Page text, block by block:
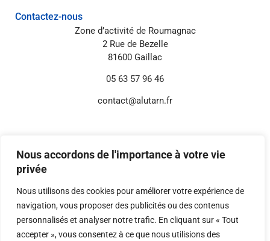
Nous accordons de l'importance à votre vie
privée
Nous utilisons des cookies pour améliorer votre expérience de
navigation, vous proposer des publicités ou des contenus
personnalisés et analyser notre trafic. En cliquant sur « Tout
accepter », vous consentez à ce que nous utilisions des
Contactez-nous
Zone d’activité de Roumagnac
2 Rue de Bezelle
81600 Gaillac
05 63 57 96 46
contact@alutarn.fr
© 2026 Digital-i – Tous droits réservés.
Conception, développement et référencement
Informations annexes
Mentions légales
Politique de confidentialité